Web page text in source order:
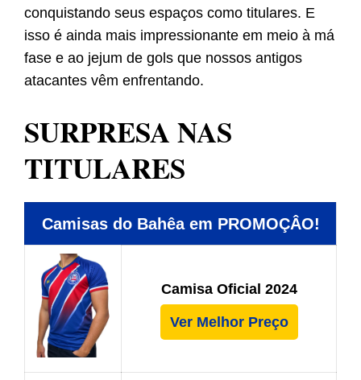
conquistando seus espaços como titulares. E
isso é ainda mais impressionante em meio à má
fase e ao jejum de gols que nossos antigos
atacantes vêm enfrentando.
SURPRESA NAS
TITULARES
Camisas do Bahêa em PROMOÇÂO!
Camisa Oficial 2024
Ver Melhor Preço